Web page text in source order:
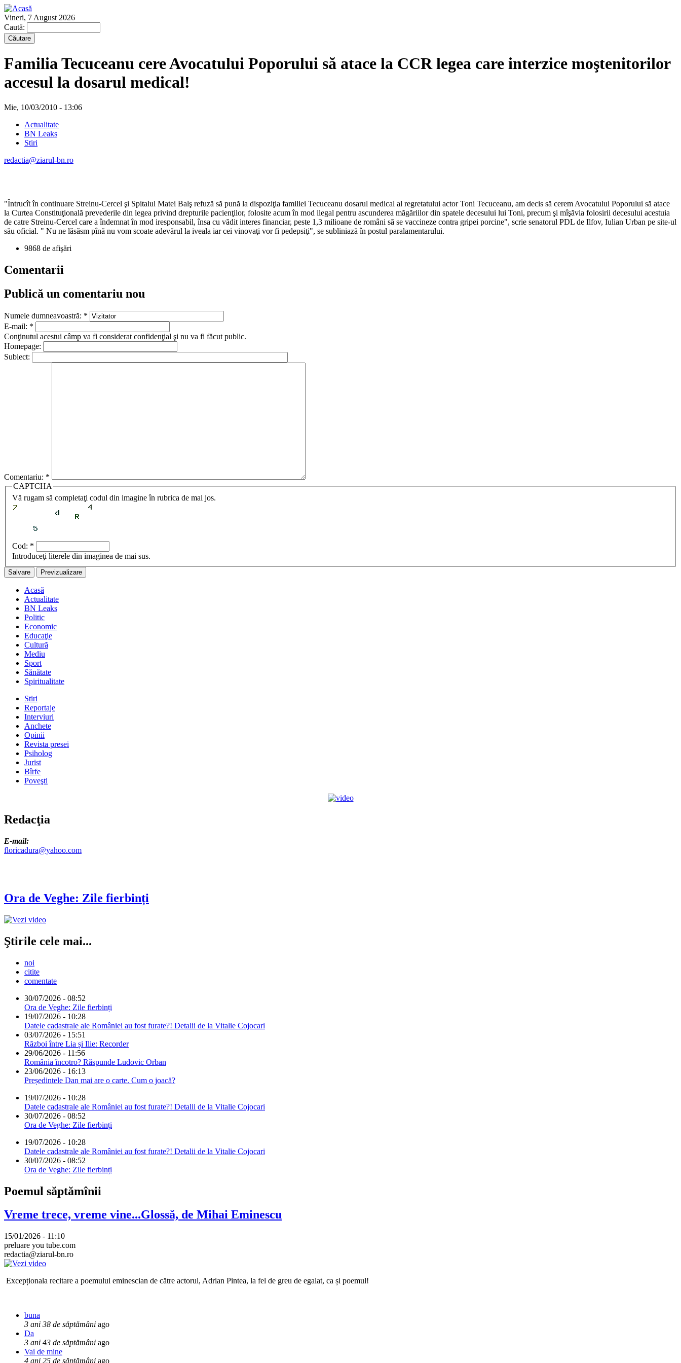
Vineri, 7 August 2026
Caută:
Familia Tecuceanu cere Avocatului Poporului să atace la CCR legea care interzice moştenitorilor
accesul la dosarul medical!
Mie, 10/03/2010 - 13:06
Actualitate
BN Leaks
Stiri
redactia@ziarul-bn.ro
"Întrucît în continuare Streinu-Cercel şi Spitalul Matei Balş refuză să pună la dispoziţia familiei Tecuceanu dosarul medical al regretatului actor Toni Tecuceanu, am decis să cerem Avocatului Poporului să atace
la Curtea Constituţională prevederile din legea privind drepturile pacienţilor, folosite acum în mod ilegal pentru ascunderea măgăriilor din spatele decesului lui Toni, precum şi mîşăvia folosirii decesului acestuia
de catre Streinu-Cercel care a îndemnat în mod iresponsabil, însa cu vădit interes financiar, peste 1,3 milioane de români să se vaccineze contra gripei porcine", scrie senatorul PDL de Ilfov, Iulian Urban pe site-ul
său oficial. " Nu ne lăsăsm pînă nu vom scoate adevărul la iveala iar cei vinovaţi vor fi pedepsiţi", se subliniază în postul paralamentarului.
9868 de afişări
Comentarii
Publică un comentariu nou
Numele dumneavoastră: *
E-mail: *
Conţinutul acestui câmp va fi considerat confidenţial şi nu va fi făcut public.
Homepage:
Subiect:
Comentariu: *
CAPTCHA
Vă rugam să completaţi codul din imagine în rubrica de mai jos.
Cod: *
Introduceţi literele din imaginea de mai sus.
Acasă
Actualitate
BN Leaks
Politic
Economic
Educaţie
Cultură
Mediu
Sport
Sănătate
Spiritualitate
Stiri
Reportaje
Interviuri
Anchete
Opinii
Revista presei
Psiholog
Jurist
Bîrfe
Poveşti
Redacţia
E-mail:
floricadura@yahoo.com
Ora de Veghe: Zile fierbinți
Ştirile cele mai...
noi
citite
comentate
30/07/2026 - 08:52
Ora de Veghe: Zile fierbinți
19/07/2026 - 10:28
Datele cadastrale ale României au fost furate?! Detalii de la Vitalie Cojocari
03/07/2026 - 15:51
Război între Lia și Ilie: Recorder
29/06/2026 - 11:56
România încotro? Răspunde Ludovic Orban
23/06/2026 - 16:13
Președintele Dan mai are o carte. Cum o joacă?
19/07/2026 - 10:28
Datele cadastrale ale României au fost furate?! Detalii de la Vitalie Cojocari
30/07/2026 - 08:52
Ora de Veghe: Zile fierbinți
19/07/2026 - 10:28
Datele cadastrale ale României au fost furate?! Detalii de la Vitalie Cojocari
30/07/2026 - 08:52
Ora de Veghe: Zile fierbinți
Poemul săptămînii
Vreme trece, vreme vine...Glossă, de Mihai Eminescu
15/01/2026 - 11:10
preluare you tube.com
redactia@ziarul-bn.ro
Excepționala recitare a poemului eminescian de către actorul, Adrian Pintea, la fel de greu de egalat, ca și poemul!
buna
3 ani 38 de săptămâni ago
Da
3 ani 43 de săptămâni ago
Vai de mine
4 ani 25 de săptămâni ago